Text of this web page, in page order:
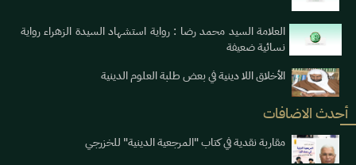
العلامة السيد محمد رضا : رواية استشهاد السيدة الزهراء رواية
نسائية ضعيفة
الأخلاق اللا دينية في بعض طلبة العلوم الدينية
أحدث الاضافات
مقاربة نقدية في كتاب "المرجعية الدينية" للخزرجي